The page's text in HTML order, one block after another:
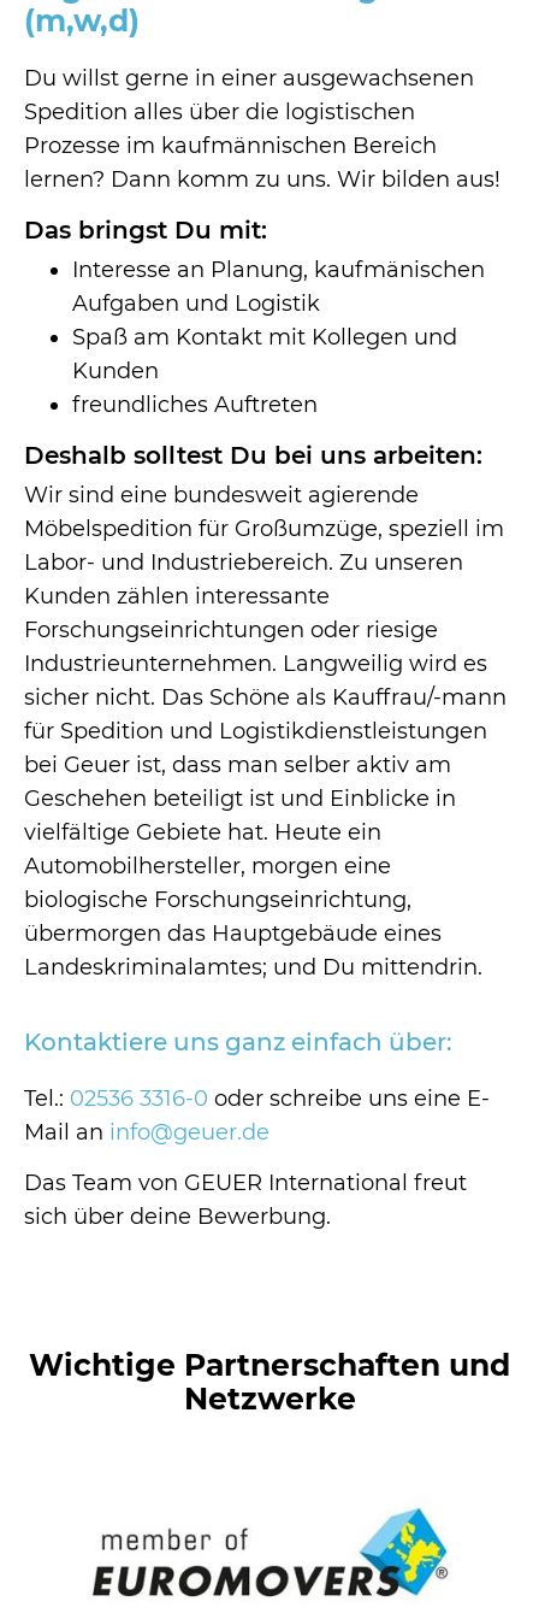
News
(m,w,d)
Du willst gerne in einer ausgewachsenen
Spedition alles über die logistischen
Prozesse im kaufmännischen Bereich
lernen? Dann komm zu uns. Wir bilden aus!
Das bringst Du mit:
Interesse an Planung, kaufmänischen
Aufgaben und Logistik
Spaß am Kontakt mit Kollegen und
Kunden
freundliches Auftreten
Deshalb solltest Du bei uns arbeiten:
Wir sind eine bundesweit agierende
Möbelspedition für Großumzüge, speziell im
Labor- und Industriebereich. Zu unseren
Kunden zählen interessante
Forschungseinrichtungen oder riesige
Industrieunternehmen. Langweilig wird es
sicher nicht. Das Schöne als Kauffrau/-mann
für Spedition und Logistikdienstleistungen
bei Geuer ist, dass man selber aktiv am
Geschehen beteiligt ist und Einblicke in
vielfältige Gebiete hat. Heute ein
Automobilhersteller, morgen eine
biologische Forschungseinrichtung,
übermorgen das Hauptgebäude eines
Landeskriminalamtes; und Du mittendrin.
Kontaktiere uns ganz einfach über:
Tel.: 02536 3316-0 oder schreibe uns eine E-
Mail an info@geuer.de
Das Team von GEUER International freut
sich über deine Bewerbung.
Wichtige Partnerschaften und
Netzwerke